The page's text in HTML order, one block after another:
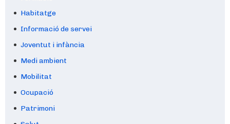
Habitatge
Informació de servei
Joventut i infància
Medi ambient
Mobilitat
Ocupació
Patrimoni